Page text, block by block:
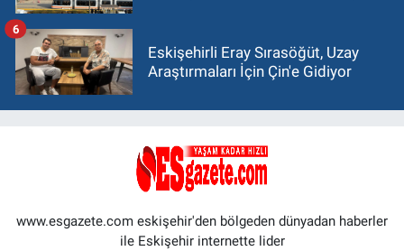
Eskişehirli Eray Sırasöğüt, Uzay
Araştırmaları İçin Çin'e Gidiyor
6
www.esgazete.com eskişehir'den bölgeden dünyadan haberler
ile Eskişehir internette lider